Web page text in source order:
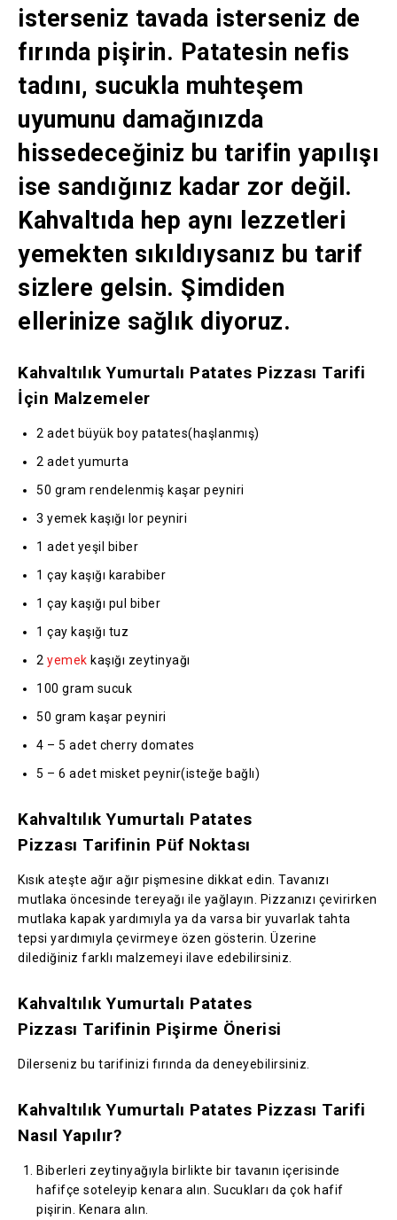
isterseniz tavada isterseniz de
fırında pişirin. Patatesin nefis
tadını, sucukla muhteşem
uyumunu damağınızda
hissedeceğiniz bu tarifin yapılışı
ise sandığınız kadar zor değil.
Kahvaltıda hep aynı lezzetleri
yemekten sıkıldıysanız bu tarif
sizlere gelsin. Şimdiden
ellerinize sağlık diyoruz.
Kahvaltılık Yumurtalı Patates Pizzası Tarifi
İçin Malzemeler
2 adet büyük boy patates(haşlanmış)
2 adet yumurta
50 gram rendelenmiş kaşar peyniri
3 yemek kaşığı lor peyniri
1 adet yeşil biber
1 çay kaşığı karabiber
1 çay kaşığı pul biber
1 çay kaşığı tuz
2 yemek kaşığı zeytinyağı
100 gram sucuk
50 gram kaşar peyniri
4 – 5 adet cherry domates
5 – 6 adet misket peynir(isteğe bağlı)
Kahvaltılık Yumurtalı Patates
Pizzası Tarifinin Püf Noktası
Kısık ateşte ağır ağır pişmesine dikkat edin. Tavanızı
mutlaka öncesinde tereyağı ile yağlayın. Pizzanızı çevirirken
mutlaka kapak yardımıyla ya da varsa bir yuvarlak tahta
tepsi yardımıyla çevirmeye özen gösterin. Üzerine
dilediğiniz farklı malzemeyi ilave edebilirsiniz.
Kahvaltılık Yumurtalı Patates
Pizzası Tarifinin Pişirme Önerisi
Dilerseniz bu tarifinizi fırında da deneyebilirsiniz.
Kahvaltılık Yumurtalı Patates Pizzası Tarifi
Nasıl Yapılır?
Biberleri zeytinyağıyla birlikte bir tavanın içerisinde
hafifçe soteleyip kenara alın. Sucukları da çok hafif
pişirin. Kenara alın.